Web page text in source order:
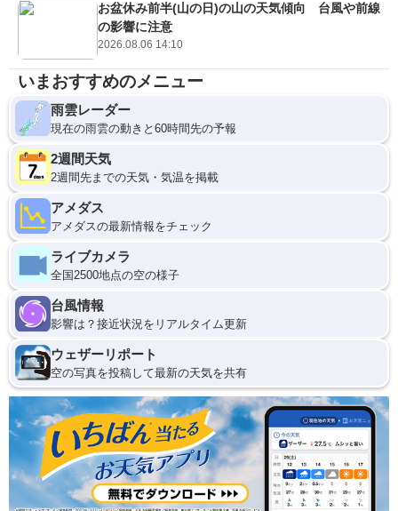
お盆休み前半(山の日)の山の天気傾向 台風や前線
の影響に注意
2026.08.06 14:10
いまおすすめのメニュー
雨雲レーダー
現在の雨雲の動きと60時間先の予報
2週間天気
2週間先までの天気・気温を掲載
アメダス
アメダスの最新情報をチェック
ライブカメラ
全国2500地点の空の様子
台風情報
影響は？接近状況をリアルタイム更新
ウェザーリポート
空の写真を投稿して最新の天気を共有